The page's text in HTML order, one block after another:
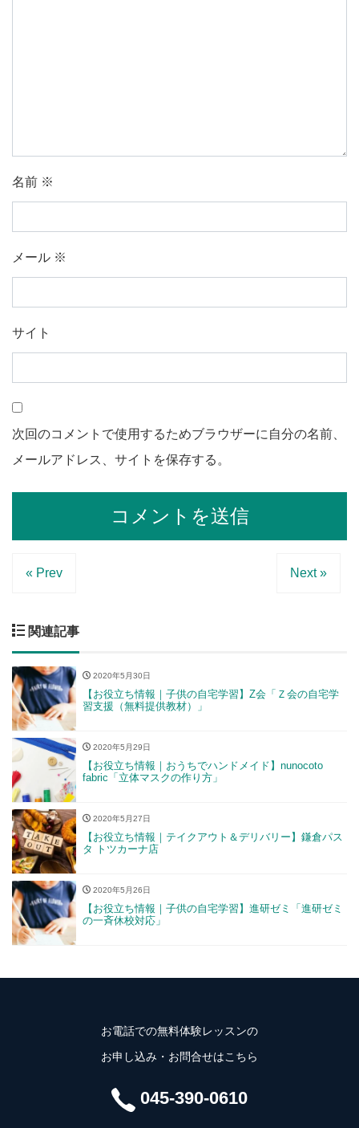
名前 ※
メール ※
サイト
次回のコメントで使用するためブラウザーに自分の名前、
メールアドレス、サイトを保存する。
« Prev Next »
関連記事
2020年5月30日
【お役立ち情報｜子供の自宅学習】Z会「Ｚ会の自宅学
習支援（無料提供教材）」
2020年5月29日
【お役立ち情報｜おうちでハンドメイド】nunocoto
fabric「立体マスクの作り方」
2020年5月27日
【お役立ち情報｜テイクアウト＆デリバリー】鎌倉パス
タ トツカーナ店
2020年5月26日
【お役立ち情報｜子供の自宅学習】進研ゼミ「進研ゼミ
の一斉休校対応」
お電話での無料体験レッスンの
お申し込み・お問合せはこちら
045-390-0610